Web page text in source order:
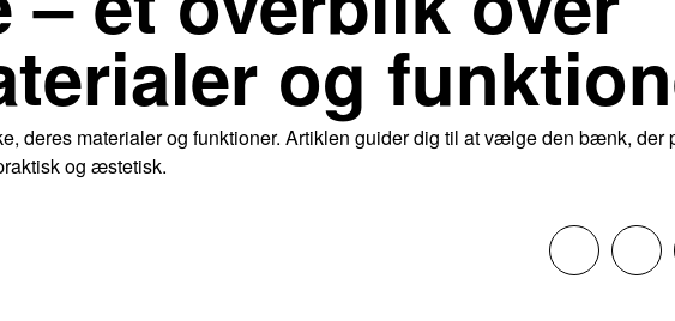
og
deres materialer og funktioner. Artiklen guider dig til at vælge den bænk, der
og æstetisk.